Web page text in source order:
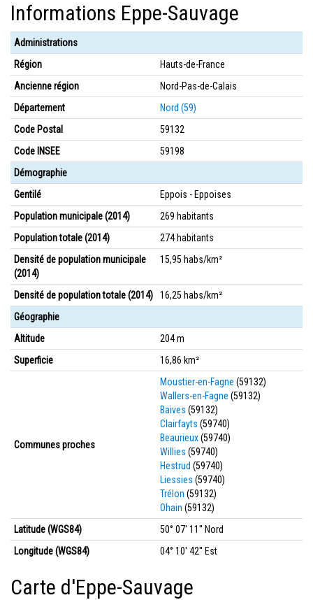
Informations Eppe-Sauvage
Administrations
Région
Hauts-de-France
Ancienne région
Nord-Pas-de-Calais
Département
Nord (59)
Code Postal
59132
Code INSEE
59198
Démographie
Gentilé
Eppois - Eppoises
Population municipale (2014)
269 habitants
Population totale (2014)
274 habitants
Densité de population municipale
(2014)
15,95 habs/km²
Densité de population totale (2014)
16,25 habs/km²
Géographie
Altitude
204 m
Superficie
16,86 km²
Communes proches
Moustier-en-Fagne (59132)
Wallers-en-Fagne (59132)
Baives (59132)
Clairfayts (59740)
Beaurieux(59740)
Willies (59740)
Hestrud (59740)
Liessies (59740)
Trélon (59132)
Ohain (59132)
Latitude (WGS84)
50° 07' 11'' Nord
Longitude (WGS84)
04° 10' 42'' Est
Carte d'Eppe-Sauvage